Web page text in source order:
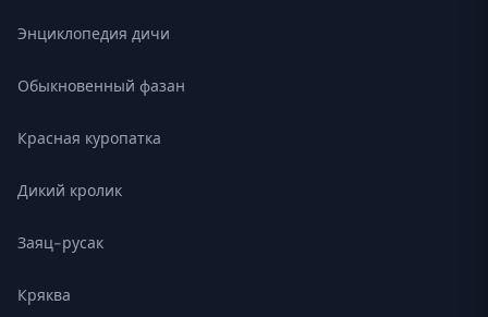
Энциклопедия дичи
Обыкновенный фазан
Красная куропатка
Дикий кролик
Заяц-русак
Кряква